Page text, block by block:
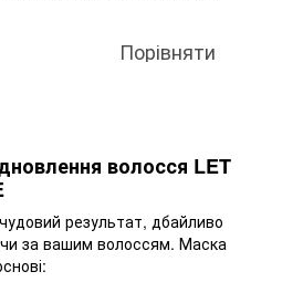
Порівняти
волосся LET
результат, дбайливо
за вашим волоссям. Маска